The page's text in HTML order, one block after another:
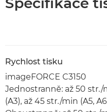
Rychlost tisku
imageFORCE C3150
Jednostranně: až 50 str./
(A3), až 45 str./min (A5,